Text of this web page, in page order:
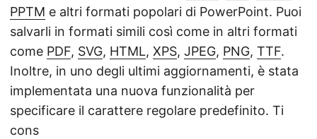
PPTM e altri formati popolari di PowerPoint. Puoi
salvarli in formati simili così come in altri formati
come PDF, SVG, HTML, XPS, JPEG, PNG, TTF.
Inoltre, in uno degli ultimi aggiornamenti, è stata
implementata una nuova funzionalità per
specificare il carattere regolare predefinito. Ti
cons